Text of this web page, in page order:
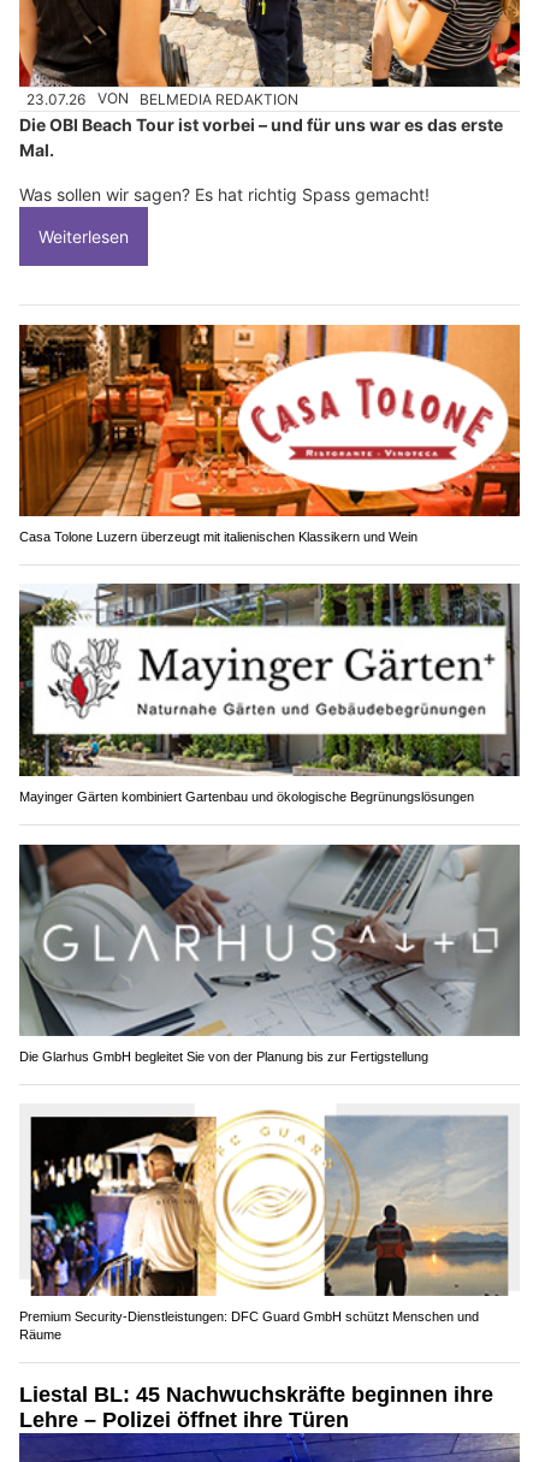
23.07.26 VON BELMEDIA REDAKTION
Die OBI Beach Tour ist vorbei – und für uns war es das erste
Mal.
Was sollen wir sagen? Es hat richtig Spass gemacht!
Weiterlesen
Casa Tolone Luzern überzeugt mit italienischen Klassikern und Wein
Mayinger Gärten kombiniert Gartenbau und ökologische Begrünungslösungen
Die Glarhus GmbH begleitet Sie von der Planung bis zur Fertigstellung
Premium Security-Dienstleistungen: DFC Guard GmbH schützt Menschen und
Räume
Liestal BL: 45 Nachwuchskräfte beginnen ihre
Lehre – Polizei öffnet ihre Türen